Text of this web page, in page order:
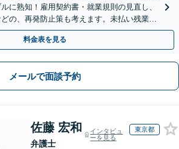
に熟知！雇用契約書・就業規則の見直し、
の、再発防止策も考えます。未払い残業代
江駅4分】【オンライン面談◎】
料金表を見る
メールで面談予約
佐藤 宏和
弁護士
インタビュ
ーを見る
東京都